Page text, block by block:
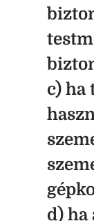
c) ha
d) ha